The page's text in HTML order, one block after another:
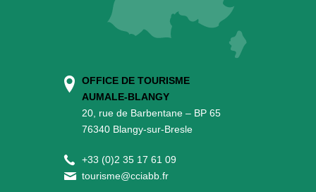
OFFICE DE TOURISME
AUMALE-BLANGY
20, rue de Barbentane – BP 65
76340 Blangy-sur-Bresle
+33 (0)2 35 17 61 09
tourisme@cciabb.fr